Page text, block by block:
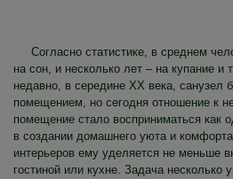
Согласно статистике, в среднем
на сон, и несколько лет – на купание и
недавно, в середине XX века, санузел
помещением, но сегодня отношение к
помещение стало восприниматься как
в создании домашнего уюта и
интерьеров ему уделяется не меньше
гостиной или кухне. Задача несколько